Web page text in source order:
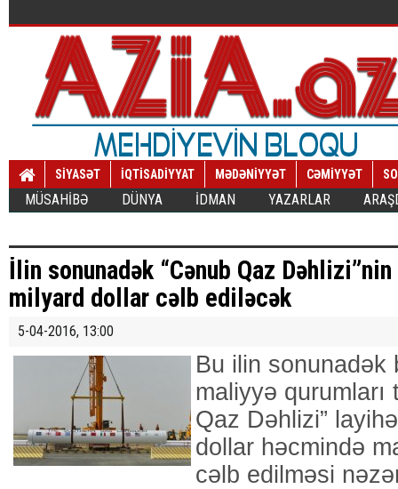
SİYASƏT İQTİSADİYYAT MƏDƏNİYYƏT CƏMİYYƏT
MÜSAHİBƏ DÜNYA İDMAN YAZARLAR
İlin sonunadək “Cənub Qaz
milyard dollar cəlb ediləcək
5-04-2016, 13:00
Bu ilin sonunadək
maliyyə qurumları
Qaz Dəhlizi”
dollar həcmində
cəlb edilməsi